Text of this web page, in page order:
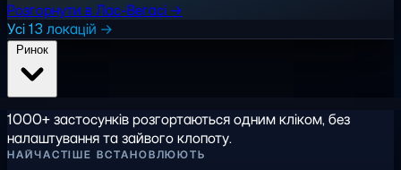
Розгорнути в Лас-Вегасі →
Усі 13 локацій →
1000+ застосунків розгортаються одним кліком, без
налаштування та зайвого клопоту.
НАЙЧАСТІШЕ ВСТАНОВЛЮЮТЬ